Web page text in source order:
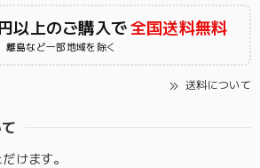
以上のご購入で全国送料無料
離島など一部地域を除く
送料について
けます。